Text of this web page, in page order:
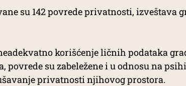
su 142 povrede privatnosti, izveštava
korišćenje ličnih podataka
povrede su zabeležene i u odnosu na
privatnosti njihovog prostora.